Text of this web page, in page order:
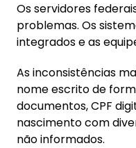
Os servidores
problemas. Os
integrados e as
As inconsistências
nome escrito de
documentos, CPF
nascimento com
não informados.